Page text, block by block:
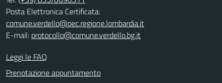
Posta Elettronica Certificata:
comune.verdello@pec.regione.lombardia.it
E-mail: protocollo@comune.verdello.bg.it
Leggi le FAQ
Prenotazione appuntamento